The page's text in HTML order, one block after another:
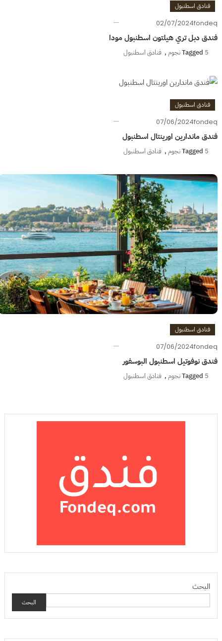
فنادق اسطنبول
02/07/2024fondeq
فندق دبل تري هيلتون اسطنبول مودا
Tagged 5 نجوم , فنادق اسطنبول
فنادق اسطنبول
07/06/2024fondeq
فندق ماندارين اورينتال اسطنبول
Tagged 5 نجوم , فنادق اسطنبول
فنادق اسطنبول
07/06/2024fondeq
فندق نوفوتيل اسطنبول البوسفور
Tagged 5 نجوم , فنادق اسطنبول
البحث
البحث